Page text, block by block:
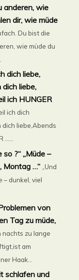
anderen, wie
dir, wie müde
Du bist die
wie müde du
dich liebe,
liebe,
ich HUNGER
ich dich
dich liebe,Abends
?“ „Müde –
Montag …“ „Und
– dunkel, viel
von
Tag zu müde,
nachts zu lange
am
Haak...
schlafen und